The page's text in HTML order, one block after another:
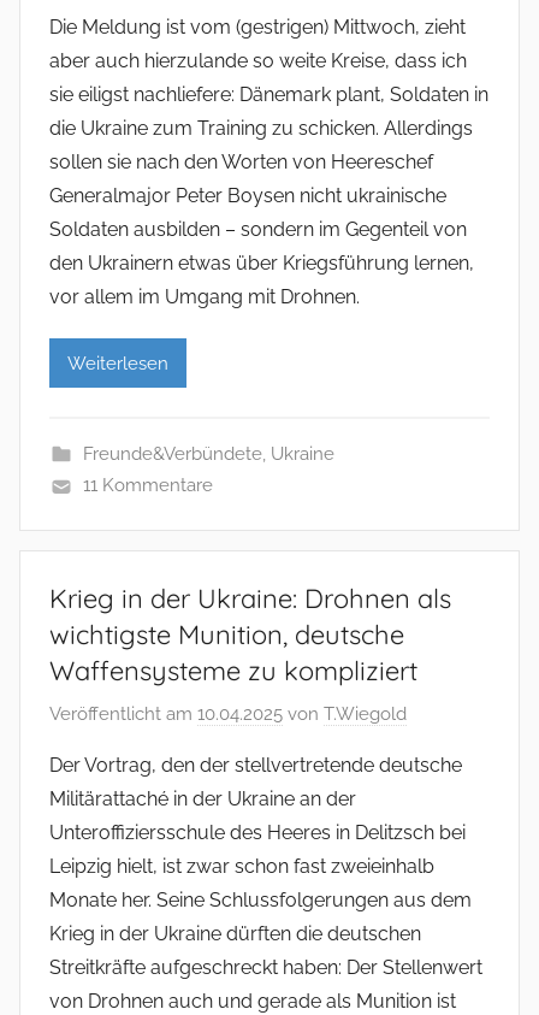
Die Meldung ist vom (gestrigen) Mittwoch, zieht
aber auch hierzulande so weite Kreise, dass ich
sie eiligst nachliefere: Dänemark plant, Soldaten in
die Ukraine zum Training zu schicken. Allerdings
sollen sie nach den Worten von Heereschef
Generalmajor Peter Boysen nicht ukrainische
Soldaten ausbilden – sondern im Gegenteil von
den Ukrainern etwas über Kriegsführung lernen,
vor allem im Umgang mit Drohnen.
Weiterlesen
Freunde&Verbündete, Ukraine
11 Kommentare
Krieg in der Ukraine: Drohnen als
wichtigste Munition, deutsche
Waffensysteme zu kompliziert
Veröffentlicht am 10.04.2025 von T.Wiegold
Der Vortrag, den der stellvertretende deutsche
Militärattaché in der Ukraine an der
Unteroffiziersschule des Heeres in Delitzsch bei
Leipzig hielt, ist zwar schon fast zweieinhalb
Monate her. Seine Schlussfolgerungen aus dem
Krieg in der Ukraine dürften die deutschen
Streitkräfte aufgeschreckt haben: Der Stellenwert
von Drohnen auch und gerade als Munition ist